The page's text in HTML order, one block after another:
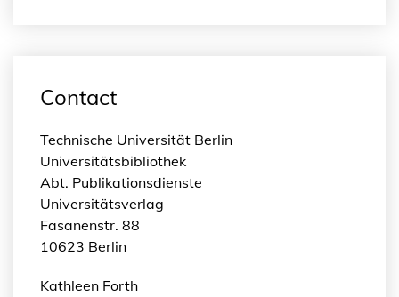
Contact
Technische Universität Berlin
Universitätsbibliothek
Abt. Publikationsdienste
Universitätsverlag
Fasanenstr. 88
10623 Berlin
Kathleen Forth